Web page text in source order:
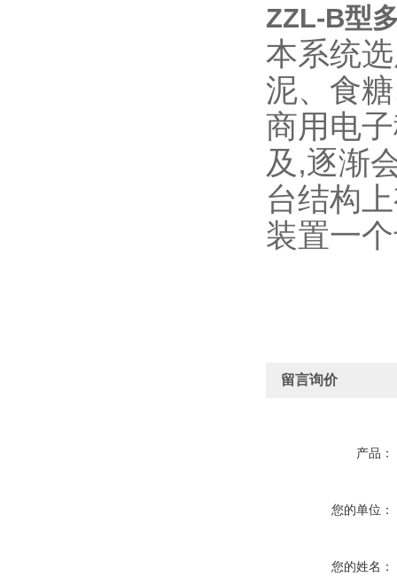
ZZL-B型
本系统
泥、食
商用电
及,逐渐
台结构
装置一
留言询价
产品：
您的单位：
您的姓名：